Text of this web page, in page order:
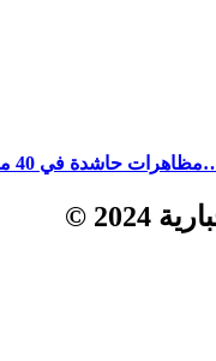
حاشدة في 40 مدينة مغربية
©